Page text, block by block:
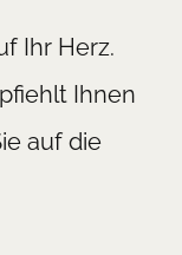
Ihr Herz.
Ihnen
auf die